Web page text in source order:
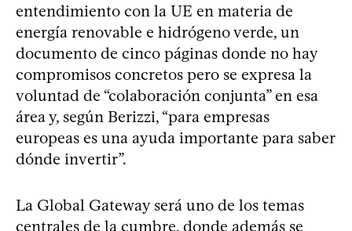
entendimiento con la UE en materia de
energía renovable e hidrógeno verde, un
documento de cinco páginas donde no hay
compromisos concretos pero se expresa la
voluntad de “colaboración conjunta” en esa
área y, según Berizzi, “para empresas
europeas es una ayuda importante para saber
dónde invertir”.
La Global Gateway será uno de los temas
centrales de la cumbre, donde además se